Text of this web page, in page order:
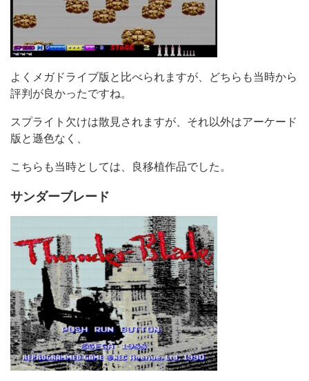
よくメガドライブ版と比べられますが、どちらも当時から
評判が良かったですね。
スプライト欠けは散見されますが、それ以外はアーケード
版と遜色なく、
こちらも当時としては、良移植作品でした。
サンダーブレード